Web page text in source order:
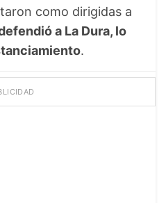
como dirigidas a
a La Dura, lo
.